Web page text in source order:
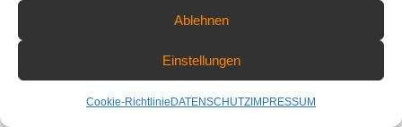
Ablehnen
Einstellungen
Cookie-Richtlinie DATENSCHUTZ IMPRESSUM
COPYRIGHT © 2026 PART OF NATURE - FLORIAN WARNECKE